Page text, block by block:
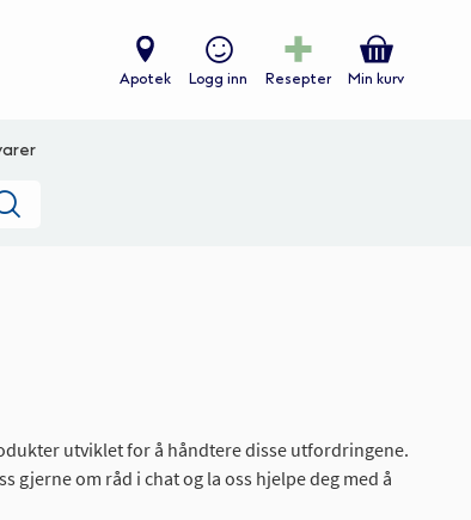
Apotek Logg inn Resepter Min kurv
utviklet for å håndtere disse utfordringene.
gjerne om råd i chat og la oss hjelpe deg med å